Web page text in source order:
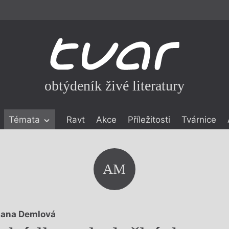
obtýdeník živé literatury
Témata Ravt Akce Příležitosti Tvárnice
AM
Demlová